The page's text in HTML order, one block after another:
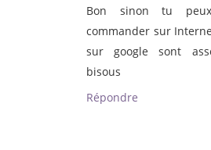
Bon sinon tu
commander sur
sur google sont
bisous
Répondre